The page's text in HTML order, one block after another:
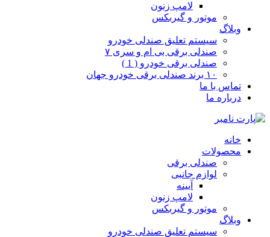
لامپ زنون
موتور و گیربکس
وبلاگ
سیستم تعلیق صندلی خودرو
صندلی برقی بی ام و سری ۷
صندلی برقی خودرو ( 1 )
۱۰ برند صندلی برقی خودرو جهان
تماس با ما
درباره ما
خانه
محصولات
صندلی برقی
لوازم جانبی
آیینه
لامپ زنون
موتور و گیربکس
وبلاگ
سیستم تعلیق صندلی خودرو